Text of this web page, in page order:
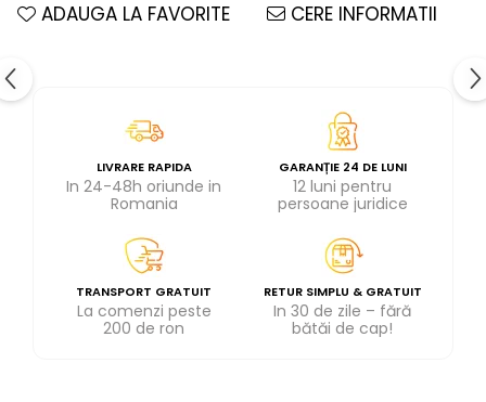
ADAUGA LA FAVORITE CERE INFORMATII
LIVRARE RAPIDA
In 24-48h oriunde in
Romania
GARANȚIE 24 DE LUNI
12 luni pentru
persoane juridice
TRANSPORT GRATUIT
La comenzi peste
200 de ron
RETUR SIMPLU & GRATUIT
In 30 de zile – fără
bătăi de cap!